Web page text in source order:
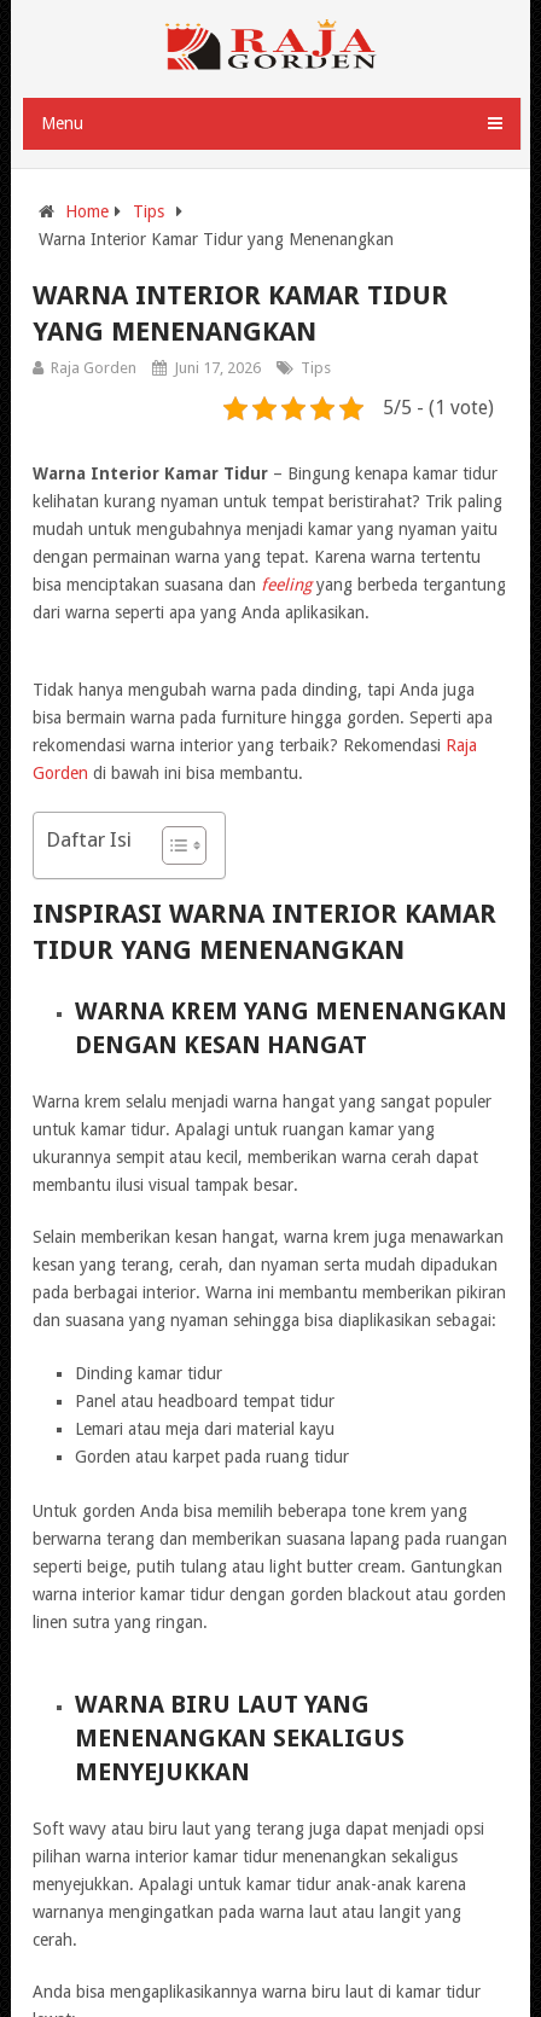
Menu
Home
Tips
Warna Interior Kamar Tidur yang Menenangkan
WARNA INTERIOR KAMAR TIDUR
YANG MENENANGKAN
Raja Gorden Juni 17, 2026 Tips
5/5 - (1 vote)
Warna Interior Kamar Tidur – Bingung kenapa kamar tidur
kelihatan kurang nyaman untuk tempat beristirahat? Trik paling
mudah untuk mengubahnya menjadi kamar yang nyaman yaitu
dengan permainan warna yang tepat. Karena warna tertentu
bisa menciptakan suasana dan feelingyang berbeda tergantung
dari warna seperti apa yang Anda aplikasikan.
Tidak hanya mengubah warna pada dinding, tapi Anda juga
bisa bermain warna pada furniture hingga gorden. Seperti apa
rekomendasi warna interior yang terbaik? Rekomendasi Raja
Gorden di bawah ini bisa membantu.
Daftar Isi
INSPIRASI WARNA INTERIOR KAMAR
TIDUR YANG MENENANGKAN
WARNA KREM YANG MENENANGKAN
DENGAN KESAN HANGAT
Warna krem selalu menjadi warna hangat yang sangat populer
untuk kamar tidur. Apalagi untuk ruangan kamar yang
ukurannya sempit atau kecil, memberikan warna cerah dapat
membantu ilusi visual tampak besar.
Selain memberikan kesan hangat, warna krem juga menawarkan
kesan yang terang, cerah, dan nyaman serta mudah dipadukan
pada berbagai interior. Warna ini membantu memberikan pikiran
dan suasana yang nyaman sehingga bisa diaplikasikan sebagai:
Dinding kamar tidur
Panel atau headboard tempat tidur
Lemari atau meja dari material kayu
Gorden atau karpet pada ruang tidur
Untuk gorden Anda bisa memilih beberapa tone krem yang
berwarna terang dan memberikan suasana lapang pada ruangan
seperti beige, putih tulang atau light butter cream. Gantungkan
warna interior kamar tidur dengan gorden blackout atau gorden
linen sutra yang ringan.
WARNA BIRU LAUT YANG
MENENANGKAN SEKALIGUS
MENYEJUKKAN
Soft wavy atau biru laut yang terang juga dapat menjadi opsi
pilihan warna interior kamar tidur menenangkan sekaligus
menyejukkan. Apalagi untuk kamar tidur anak-anak karena
warnanya mengingatkan pada warna laut atau langit yang
cerah.
Anda bisa mengaplikasikannya warna biru laut di kamar tidur